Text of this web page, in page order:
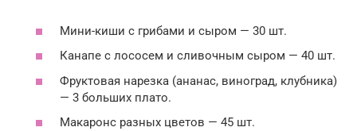
Мини-киши с грибами и сыром — 30 шт.
Канапе с лососем и сливочным сыром — 40 шт.
Фруктовая нарезка (ананас, виноград, клубника)
— 3 больших плато.
Макаронс разных цветов — 45 шт.